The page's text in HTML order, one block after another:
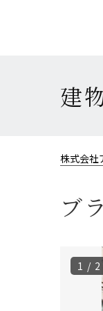
建
株式会社
ブ
1 / 2